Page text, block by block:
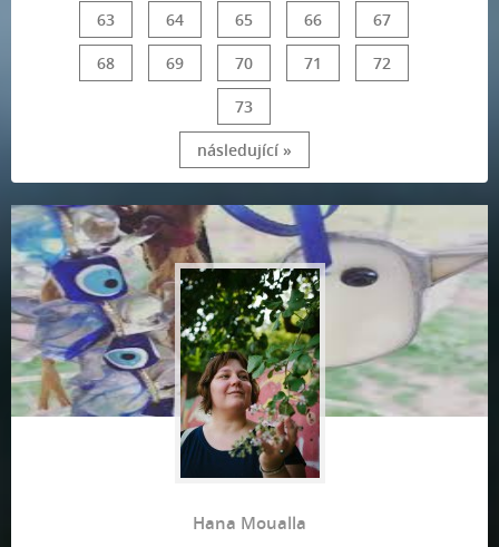
63 64 65 66 67
68 69 70 71 72
73
následující »
Hana Moualla